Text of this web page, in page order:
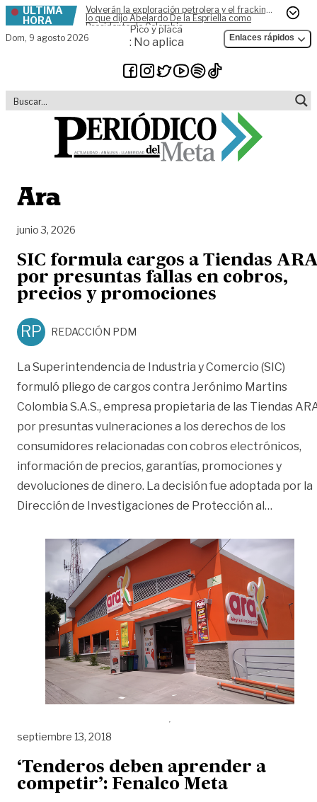
Skip to content
ÚLTIMA
HORA
Volverán la exploración petrolera y el fracking,
lo que dijo Abelardo De la Espriella como
Presidente de Colombia
Dom, 9 agosto 2026
Pico y placa
: No aplica Enlaces rápidos
Ara
junio 3, 2026
SIC formula cargos a Tiendas
por presuntas fallas en cobros,
precios y promociones
RP REDACCIÓN PDM
La Superintendencia de Industria y Comercio (SIC)
formuló pliego de cargos contra Jerónimo Martins
Colombia S.A.S., empresa propietaria de las Tiendas
por presuntas vulneraciones a los derechos de los
consumidores relacionadas con cobros electrónicos,
información de precios, garantías, promociones y
devoluciones de dinero. La decisión fue adoptada por la
Dirección de Investigaciones de Protección al…
septiembre 13, 2018
‘Tenderos deben aprender a
competir’: Fenalco Meta